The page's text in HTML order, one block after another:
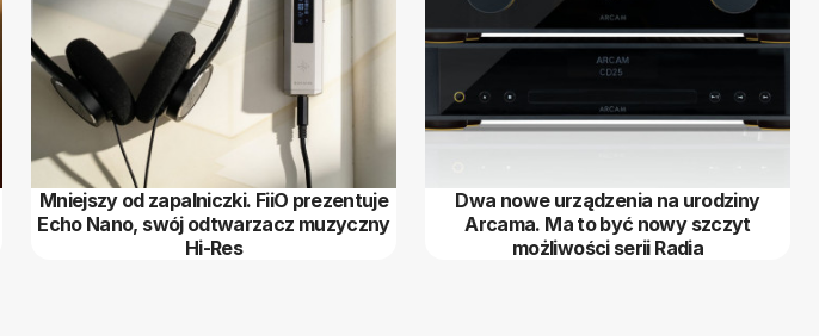
Mniejszy od zapalniczki. FiiO prezentuje
Echo Nano, swój odtwarzacz muzyczny
Hi-Res
Dwa nowe urządzenia na urodziny
Arcama. Ma to być nowy szczyt
możliwości serii Radia